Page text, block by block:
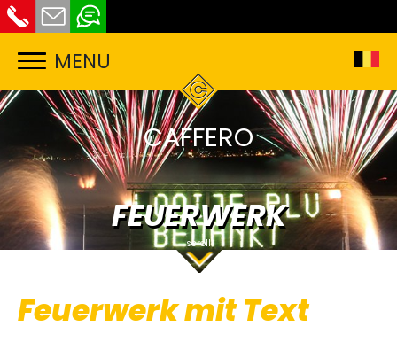
MENU
CAFFERO
FEUERWERK
Feuerwerk mit Text